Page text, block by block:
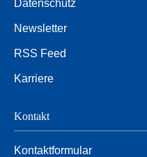
Datenschutz
Newsletter
RSS Feed
Karriere
Kontakt
Kontaktformular